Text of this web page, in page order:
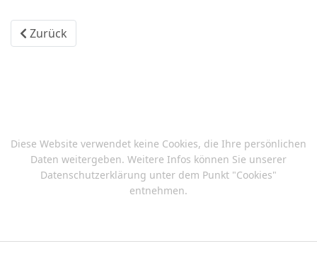
Vorheriger Beitrag: Neues Jahrzehnt - neue Chancen
Zurück
Diese Website verwendet keine Cookies, die Ihre persönlichen
Daten weitergeben. Weitere Infos können Sie unserer
Datenschutzerklärung unter dem Punkt "Cookies"
entnehmen.